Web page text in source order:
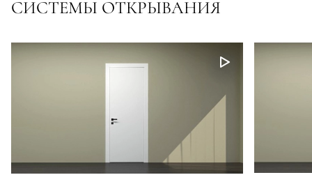
СИСТЕМЫ ОТКРЫВАНИЯ